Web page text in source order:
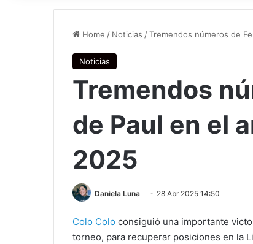
Home / Noticias /Tremendos números de
Noticias
Tremendos
de Paul en el
2025
Daniela Luna 28 Abr 2025 14:50
Colo Colo consiguió una importante
torneo, para recuperar posiciones en la